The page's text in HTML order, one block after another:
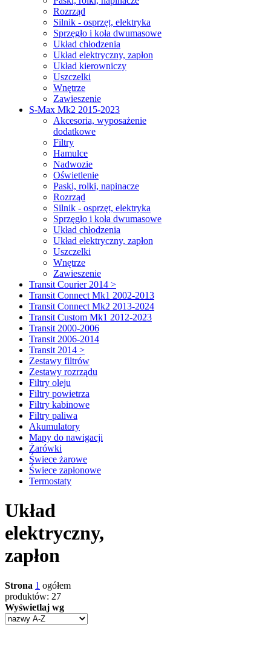
Rozrząd
Silnik - osprzęt, elektryka
Sprzęgło i koła dwumasowe
Układ chłodzenia
Układ elektryczny, zapłon
Układ kierowniczy
Uszczelki
Wnętrze
Zawieszenie
S-Max Mk2 2015-2023
Akcesoria, wyposażenie
dodatkowe
Filtry
Hamulce
Nadwozie
Oświetlenie
Paski, rolki, napinacze
Rozrząd
Silnik - osprzęt, elektryka
Sprzęgło i koła dwumasowe
Układ chłodzenia
Układ elektryczny, zapłon
Uszczelki
Wnętrze
Zawieszenie
Transit Courier 2014 >
Transit Connect Mk1 2002-2013
Transit Connect Mk2 2013-2024
Transit Custom Mk1 2012-2023
Transit 2000-2006
Transit 2006-2014
Transit 2014 >
Zestawy filtrów
Zestawy rozrządu
Filtry oleju
Filtry powietrza
Filtry kabinowe
Filtry paliwa
Akumulatory
Mapy do nawigacji
Żarówki
Świece żarowe
Świece zapłonowe
Termostaty
Układ
elektryczny,
zapłon
Strona 1 ogółem
produktów: 27
Wyświetlaj wg